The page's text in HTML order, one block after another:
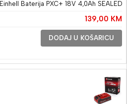
Einhell Baterija PXC+ 18V 4,0Ah SEALED
139,00 KM
DODAJ U KOŠARICU